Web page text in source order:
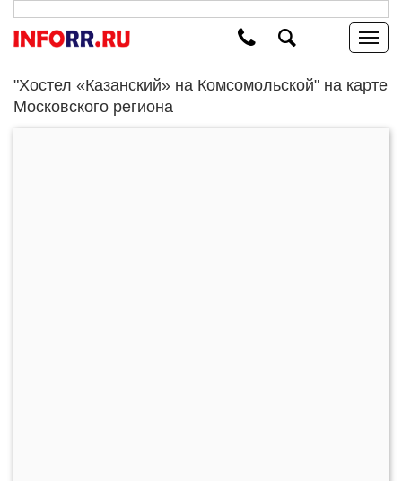
"Хостел «Казанский» на Комсомольской" на карте
Московского региона